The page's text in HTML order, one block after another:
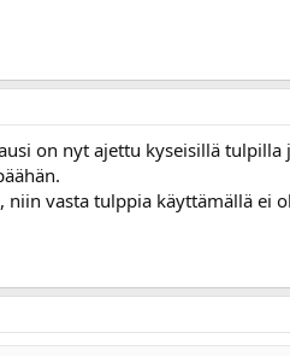
on nyt ajettu kyseisillä
niin vasta tulppia käyttämällä ei